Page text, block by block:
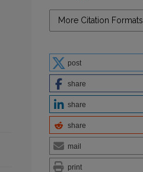
More Citation Formats
post
share
share
share
mail
print